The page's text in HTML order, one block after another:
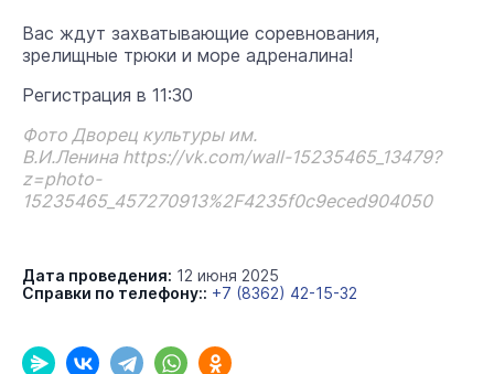
Вас ждут захватывающие соревнования,
зрелищные трюки и море адреналина!
Регистрация в 11:30
Фото Дворец культуры им.
В.И.Ленина https://vk.com/wall-15235465_13479?
z=photo-
15235465_457270913%2F4235f0c9eced904050
Дата проведения: 12 июня 2025
Справки по телефону:: +7 (8362) 42-15-32